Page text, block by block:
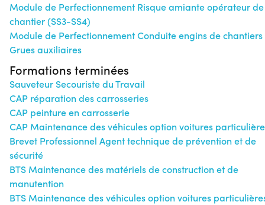
Module de Perfectionnement Risque amiante opérateur de
chantier (SS3-SS4)
Module de Perfectionnement Conduite engins de chantiers
Grues auxiliaires
Formations terminées
Sauveteur Secouriste du Travail
CAP réparation des carrosseries
CAP peinture en carrosserie
CAP Maintenance des véhicules option voitures
Brevet Professionnel Agent technique de prévention et de
sécurité
BTS Maintenance des matériels de construction et de
manutention
BTS Maintenance des véhicules option voitures